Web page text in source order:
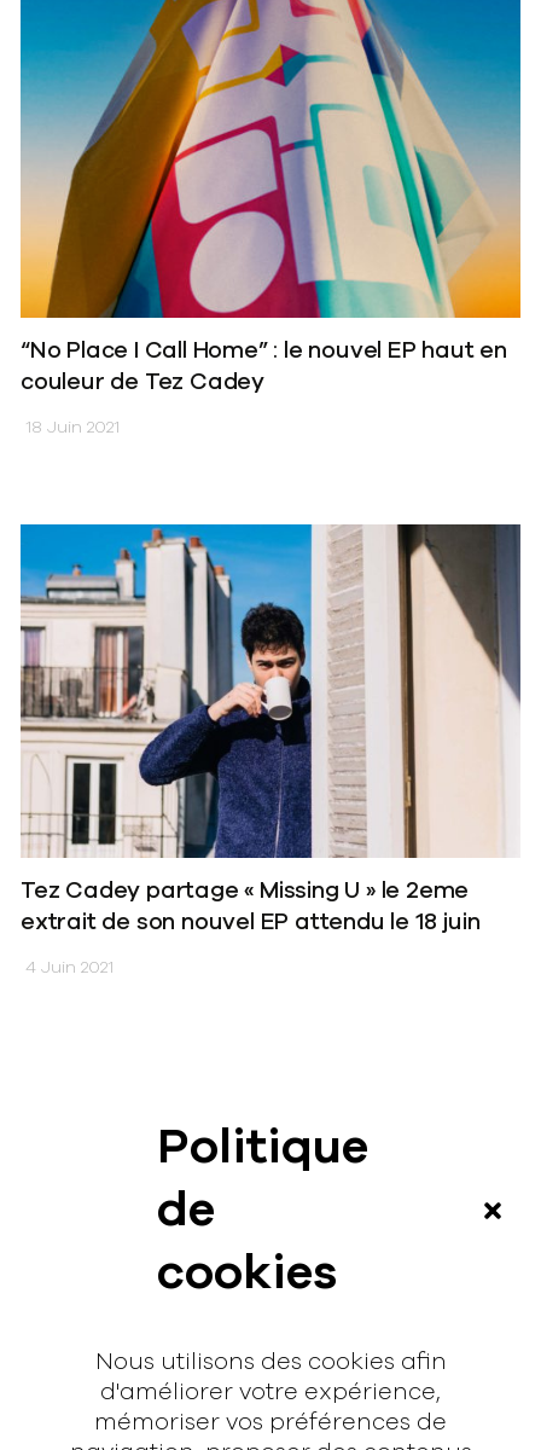
Politique
de
cookies
Nous utilisons des cookies afin
d'améliorer votre expérience,
mémoriser vos préférences de
“No Place I Call Home” : le nouvel EP haut en
couleur de Tez Cadey
18 Juin 2021
Tez Cadey partage « Missing U » le 2eme
extrait de son nouvel EP attendu le 18 juin
4 Juin 2021
Interview
Contact
hello@rodmusic.fr